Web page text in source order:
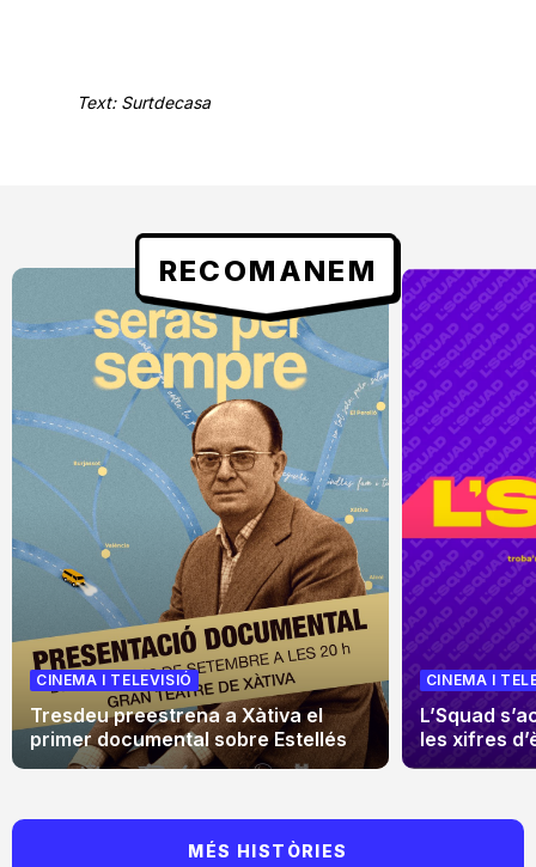
Text: Surtdecasa
RECOMANEM
CINEMA I TELEVISIÓ
Tresdeu preestrena a Xàtiva el
primer documental sobre Estellés
CINEMA I
L’Squad
les xifres
MÉS HISTÒRIES